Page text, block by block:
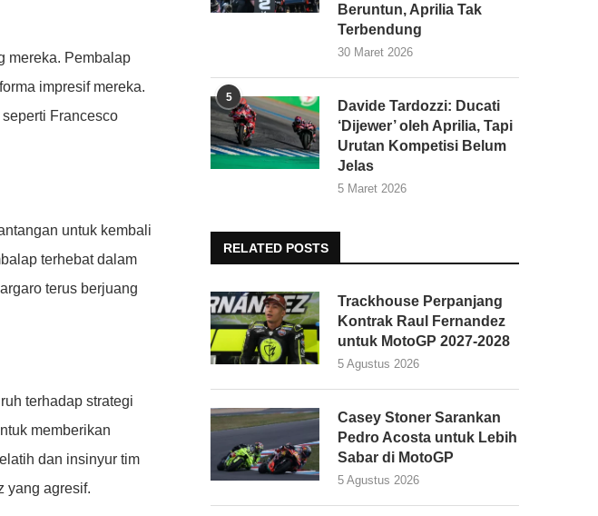
mereka. Pembalap
impresif mereka.
Francesco
untuk kembali
terhebat dalam
terus berjuang
terhadap strategi
memberikan
dan insinyur tim
yang agresif.
Beruntun, Aprilia Tak
Terbendung
30 Maret 2026
5
Davide Tardozzi: Ducati
‘Dijewer’ oleh Aprilia, Tapi
Urutan Kompetisi Belum
Jelas
5 Maret 2026
RELATED POSTS
Trackhouse Perpanjang
Kontrak Raul Fernandez
untuk MotoGP 2027-2028
5 Agustus 2026
Casey Stoner Sarankan
Pedro Acosta untuk Lebih
Sabar di MotoGP
5 Agustus 2026